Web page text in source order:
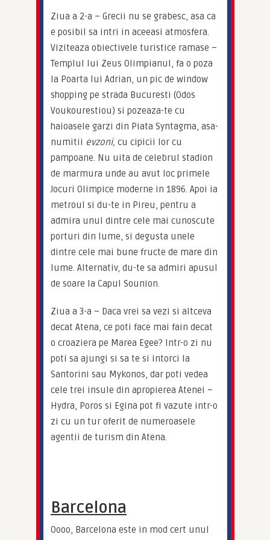
Ziua a 2-a – Grecii nu se grabesc, asa ca
e posibil sa intri in aceeasi atmosfera.
Viziteaza obiectivele turistice ramase –
Templul lui Zeus Olimpianul, fa o poza
la Poarta lui Adrian, un pic de window
shopping pe strada Bucuresti (Odos
Voukourestiou) si pozeaza-te cu
haioasele garzi din Piata Syntagma, asa-
numitii evzoni, cu cipicii lor cu
pampoane. Nu uita de celebrul stadion
de marmura unde au avut loc primele
Jocuri Olimpice moderne in 1896. Apoi ia
metroul si du-te in Pireu, pentru a
admira unul dintre cele mai cunoscute
porturi din lume, si degusta unele
dintre cele mai bune fructe de mare din
lume. Alternativ, du-te sa admiri apusul
de soare la Capul Sounion.
Ziua a 3-a – Daca vrei sa vezi si altceva
decat Atena, ce poti face mai fain decat
o croaziera pe Marea Egee? Intr-o zi nu
poti sa ajungi si sa te si intorci la
Santorini sau Mykonos, dar poti vedea
cele trei insule din apropierea Atenei –
Hydra, Poros si Egina pot fi vazute intr-o
zi cu un tur oferit de numeroasele
agentii de turism din Atena.
Barcelona
Oooo, Barcelona este in mod cert unul